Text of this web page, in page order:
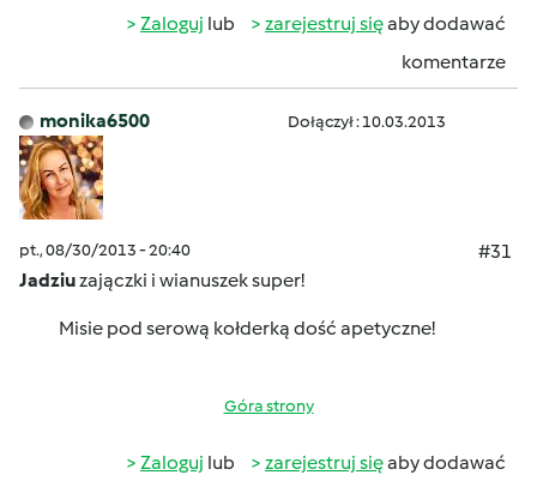
Zaloguj lub zarejestruj sięaby dodawać
komentarze
monika6500 Dołączył : 10.03.2013
pt., 08/30/2013 - 20:40
#31
Jadziuzajączki i wianuszek super!
Misie pod serową kołderką dość apetyczne!
Góra strony
Zaloguj lub zarejestruj sięaby dodawać